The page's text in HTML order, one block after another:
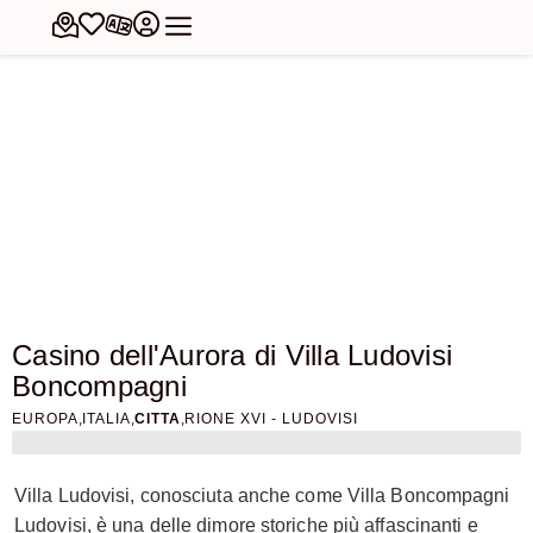
Casino dell'Aurora di Villa Ludovisi
Boncompagni
EUROPA, ITALIA,CITTA,RIONE XVI - LUDOVISI
Villa Ludovisi, conosciuta anche come Villa Boncompagni
Ludovisi, è una delle dimore storiche più affascinanti e